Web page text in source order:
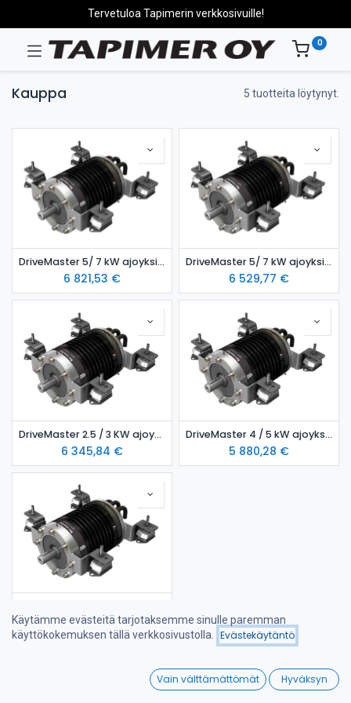
Suodattimet
Hinta - korkeimmasta
matalimpaan
Wishlist
Tervetuloa Tapimerin verkkosivuille!
0
Kauppa 5 tuotteita löytynyt.
DriveMaster 5/ 7 kW ajoyksikkö- vesijäähdytteinen malli
6 821,53 €
DriveMaster 5/ 7 kW ajoyksikkö- ilmajäähdytteinen malli
6 529,77 €
DriveMaster 2.5 / 3 KW ajoyksikkö- vesijäähdytteinen malli
6 345,84 €
DriveMaster 4 / 5 kW ajoyksikkö- ilmajäähdytteinen malli
5 880,28 €
5 353,99€
Käytämme evästeitä tarjotaksemme sinulle paremman
käyttökokemuksen tällä verkkosivustolla.
Evästekäytäntö
Vain välttämättömät Hyväksyn